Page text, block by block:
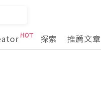
探索 推薦文章